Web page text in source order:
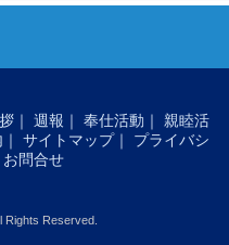
｜ 週報｜ 奉仕活動｜
親睦活
サイトマップ｜
プライバシ
お問合せ
Rights Reserved.